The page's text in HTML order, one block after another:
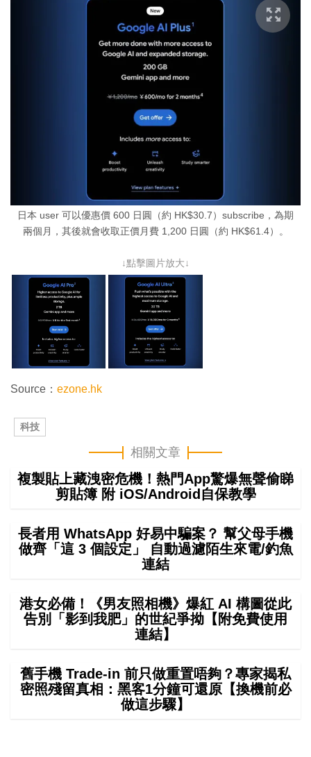
日本 user 可以優惠價 600 日圓（約 HK$30.7）subscribe，為期
兩個月，其後就會收取正價月費 1,200 日圓（約 HK$61.4）。
↓點擊圖片放大↓
Source： ezone.hk
科技
相關文章
複製貼上藏洩密危機！熱門App驚爆無聲偷睇
剪貼簿 附 iOS/Android自保教學
長者用 WhatsApp 好易中騙案？ 幫父母手機
做齊「這 3 個設定」 自動過濾陌生來電/釣魚
連結
港女必備！《男友照相機》爆紅 AI 構圖從此
告別「影到我肥」的世紀爭拗【附免費使用
連結】
舊手機 Trade-in 前只做重置唔夠？專家揭私
密照殘留真相：黑客1分鐘可還原【換機前必
做這步驟】